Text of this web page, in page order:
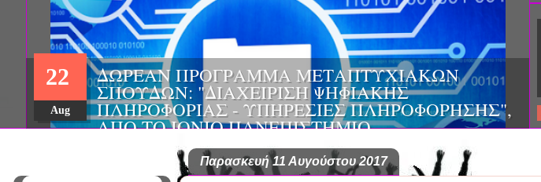
ΔΩΡΕΑΝ ΠΡΟΓΡΑΜΜΑ ΜΕΤΑΠΤΥΧΙΑΚΩΝ
ΣΠΟΥΔΩΝ: "ΔΙΑΧΕΙΡΙΣΗ ΨΗΦΙΑΚΗΣ
ΠΛΗΡΟΦΟΡΙΑΣ - ΥΠΗΡΕΣΙΕΣ ΠΛΗΡΟΦΟΡΗΣΗΣ",
ΑΠΟ ΤΟ ΙΟΝΙΟ ΠΑΝΕΠΙΣΤΗΜΙΟ
22
Aug
Παρασκευή 11 Αυγούστου 2017